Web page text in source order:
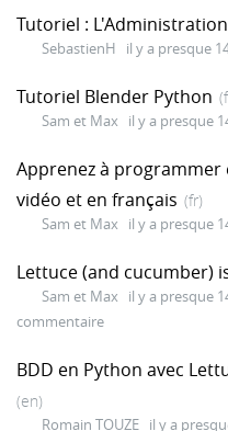
Tutoriel :
SebastienH il y a presque
Tutoriel Blender Python
Sam et Max il y a presque
Apprenez à programmer
vidéo et en français (fr)
Sam et Max il y a presque
Lettuce (and cucumber)
Sam et Max il y a presque
commentaire
BDD en Python avec
(en)
Romain TOUZE il y a